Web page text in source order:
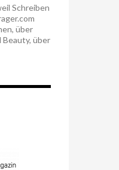
Schreiben
über
Beauty, über